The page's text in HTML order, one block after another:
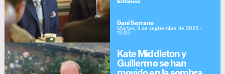
británica
Dani Serrano
Martes, 9 de septiembre de 2025 -
13:03
Kate Middleton y
Guillermo se han